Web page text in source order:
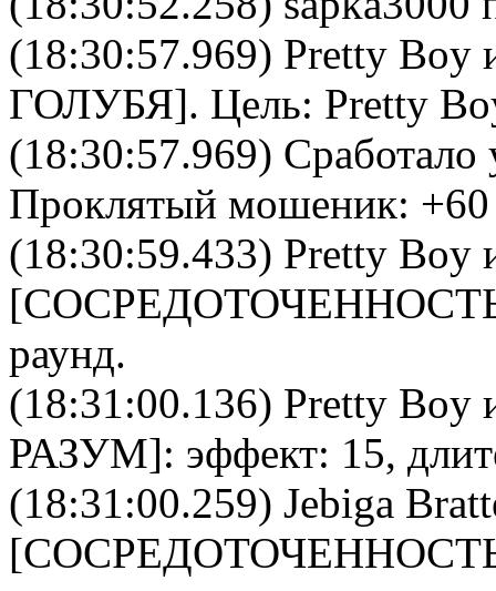
(18:30:57.969) Pretty Boy
ГОЛУБЯ]. Цель: Pretty
(18:30:57.969) Сработало
Проклятый мошеник:
(18:30:59.433) Pretty Boy
[
раунд.
(18:31:00.136) Pretty Boy
РАЗУМ]: эффект: 15,
(18:31:00.259) Jebiga
[